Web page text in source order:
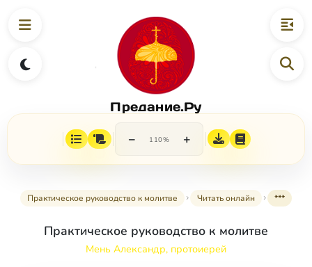
Предание.Ру
− 110% +
Практическое руководство к молитве Читать онлайн ***
Практическое руководство к молитве
Мень Александр, протоиерей